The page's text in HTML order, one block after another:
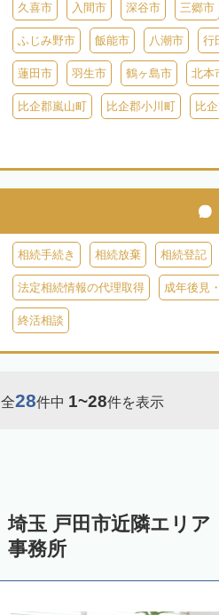
久喜市 入間市 深谷市 三郷市
ふじみ野市 飯能市 八潮市 行
蓮田市 羽生市 鶴ヶ島市 北本
比企郡嵐山町 比企郡小川町 比
児玉郡上里町 児玉郡神川町 児
相続手続き 相続放棄 相続登記
法定相続情報の代理取得 成年後見
終活相談
全28件中 1~28件を表示
埼玉 戸田市近隣エリ
事務所